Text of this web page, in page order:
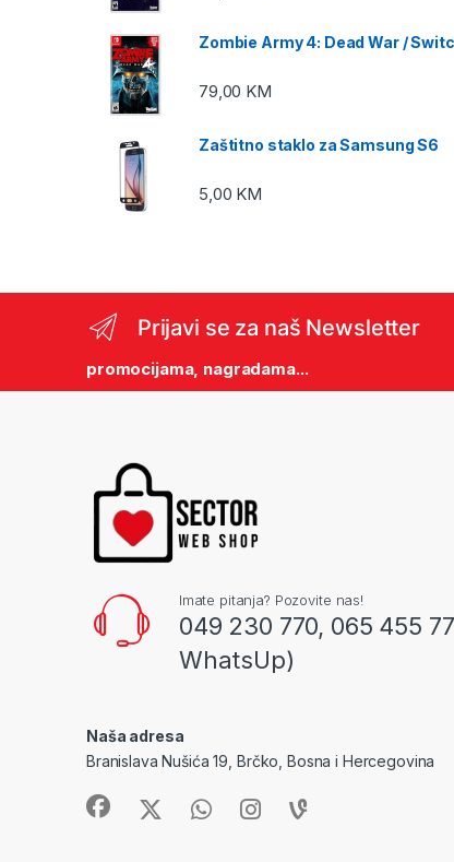
Zombie Army 4: Dead War /
79,00 KM
Zaštitno staklo za Samsung S6
5,00 KM
Prijavi se za naš Newsletter
promocijama, nagradama...
Imate pitanja? Pozovite nas!
049 230 770, 065 455
WhatsUp)
Naša adresa
Branislava Nušića 19, Brčko, Bosna i Hercegovina